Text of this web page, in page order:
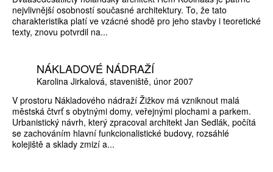
nejvlivnější osobností současné architektury. To, že tato
charakteristika platí ve vzácné shodě pro jeho stavby i teoretické
texty, znovu potvrdil na...
NÁKLADOVÉ NÁDRAŽÍ
Karolina Jirkalová staveniště únor 2007
V prostoru Nákladového nádraží Žižkov má vzniknout malá
městská čtvrť s obytnými domy, veřejnými plochami a parkem.
Urbanistický návrh, který zpracoval architekt Jan Sedlák, počítá
se zachováním hlavní funkcionalistické budovy, rozsáhlé
kolejiště a sklady zmizí a...